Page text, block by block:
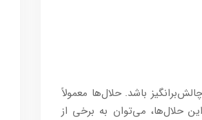
باشد. حلال‌ها معمولاً
حلال‌ها، می‌توان به برخی از